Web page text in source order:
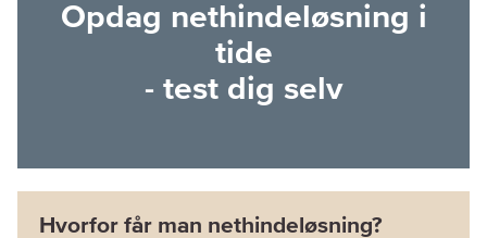
Opdag nethindeløsning i
tide
- test dig selv
Hvorfor får man nethindeløsning?